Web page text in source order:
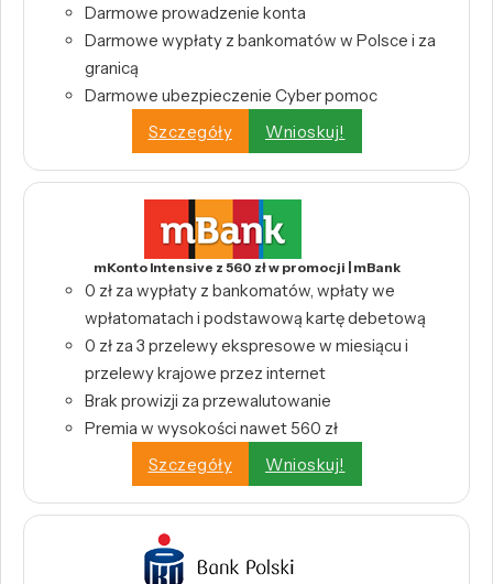
Darmowe prowadzenie konta
Darmowe wypłaty z bankomatów w Polsce i za
granicą
Darmowe ubezpieczenie Cyber pomoc
Szczegóły
Wnioskuj!
mKonto Intensive z 560 zł w promocji | mBank
0 zł za wypłaty z bankomatów, wpłaty we
wpłatomatach i podstawową kartę debetową
0 zł za 3 przelewy ekspresowe w miesiącu i
przelewy krajowe przez internet
Brak prowizji za przewalutowanie
Premia w wysokości nawet 560 zł
Szczegóły
Wnioskuj!